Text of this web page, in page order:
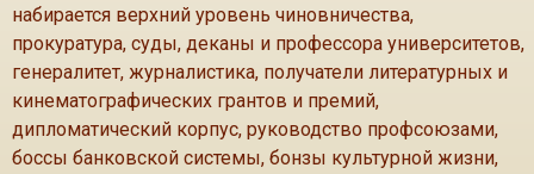
набирается верхний уровень чиновничества,
прокуратура, суды, деканы и профессора университетов,
генералитет, журналистика, получатели литературных и
кинематографических грантов и премий,
дипломатический корпус, руководство профсоюзами,
боссы банковской системы, бонзы культурной жизни,